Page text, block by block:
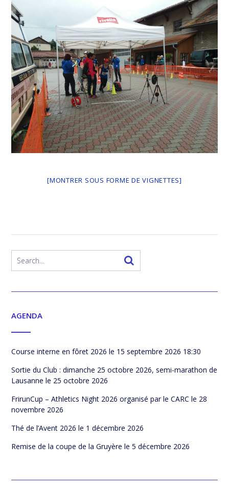
[MONTRER SOUS FORME DE VIGNETTES]
AGENDA
Course interne en fôret 2026 le 15 septembre 2026 18:30
Sortie du Club : dimanche 25 octobre 2026, semi-marathon de
Lausanne le 25 octobre 2026
FrirunCup – Athletics Night 2026 organisé par le CARC le 28
novembre 2026
Thé de l’Avent 2026 le 1 décembre 2026
Remise de la coupe de la Gruyère le 5 décembre 2026